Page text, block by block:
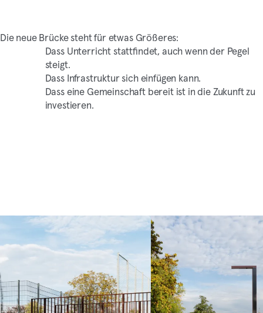
Die neue Brücke steht für etwas Größeres:
Dass Unterricht stattfindet, auch wenn der Pegel
steigt.
Dass Infrastruktur sich einfügen kann.
Dass eine Gemeinschaft bereit ist in die Zukunft zu
investieren.